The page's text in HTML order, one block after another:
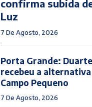
confirma subida
Luz
7 De Agosto, 2026
Porta Grande:
recebeu a
Campo Pequeno
7 De Agosto, 2026